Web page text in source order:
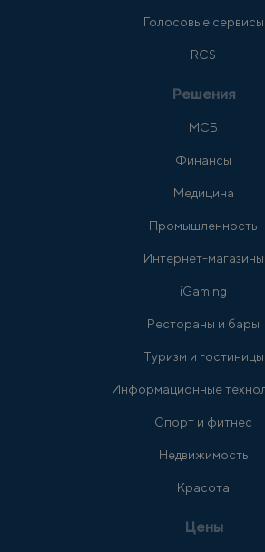
Голосовые сервисы
RCS
Решения
МСБ
Финансы
Медицина
Промышленность
Интернет-магазины
iGaming
Рестораны и бары
Туризм и гостиницы
Информационные
Спорт и фитнес
Недвижимость
Красота
Цены